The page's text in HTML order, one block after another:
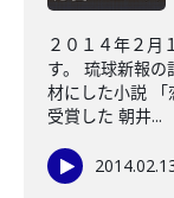
２０１４年２月
す。 琉球新報
材にした小説
受賞した 朝井...